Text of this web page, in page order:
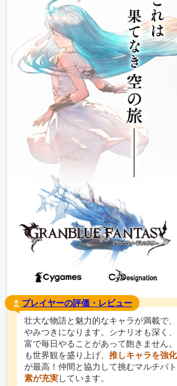
プレイヤーの評価・レビュー
壮大な物語と魅力的なキャラが満載で、
やみつきになります。シナリオも深く
富で毎日やることがあって飽きません
も世界観を盛り上げ、 推しキャラを強
が最高！仲間と協力して挑むマルチバト
素が充実しています。